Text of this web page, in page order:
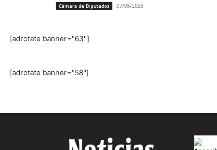
Cámara de Diputados 07/08/2026
[adrotate banner="63"]
[adrotate banner="58"]